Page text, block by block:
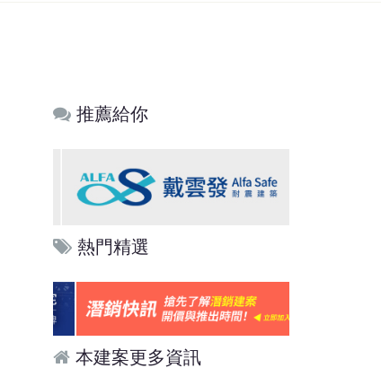
推薦給你
熱門精選
本建案更多資訊